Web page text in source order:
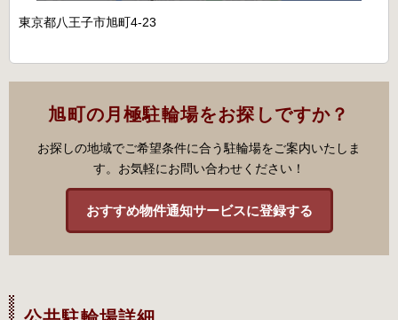
東京都八王子市旭町4-23
旭町の月極駐輪場をお探しですか？
お探しの地域でご希望条件に合う駐輪場をご案内いたしま
す。お気軽にお問い合わせください！
おすすめ物件通知サービスに登録する